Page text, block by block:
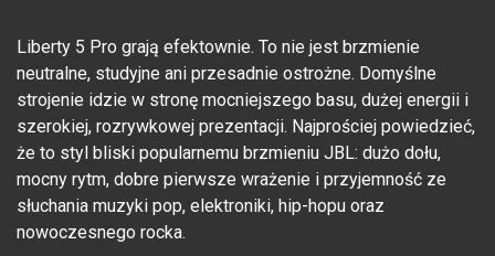
Liberty 5 Pro grają efektownie. To nie jest brzmienie
neutralne, studyjne ani przesadnie ostrożne. Domyślne
strojenie idzie w stronę mocniejszego basu, dużej energii i
szerokiej, rozrywkowej prezentacji. Najprościej powiedzieć,
że to styl bliski popularnemu brzmieniu JBL: dużo dołu,
mocny rytm, dobre pierwsze wrażenie i przyjemność ze
słuchania muzyki pop, elektroniki, hip-hopu oraz
nowoczesnego rocka.